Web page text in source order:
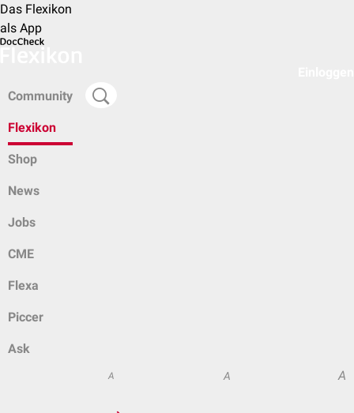
Das Flexikon
als App
Community
Flexikon
Shop
News
Jobs
CME
Flexa
Piccer
Ask
A A A